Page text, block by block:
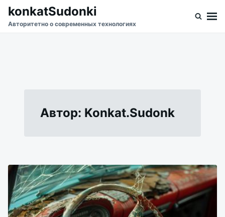
Перейти
Искать:
konkatSudonki
Авторитетно о современных технологиях
Автор: Konkat.Sudonk